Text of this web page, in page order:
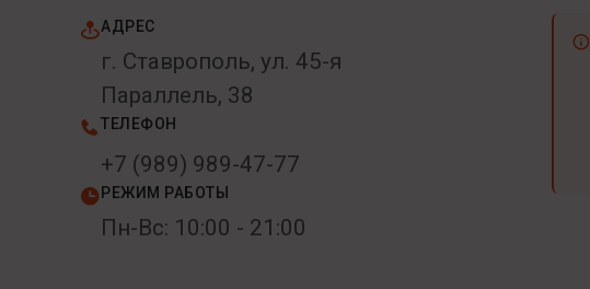
АДРЕС
г. Ставрополь, ул. 45-я
Параллель, 38
ТЕЛЕФОН
+7 (989) 989-47-77
РЕЖИМ РАБОТЫ
Пн-Вс: 10:00 - 21:00